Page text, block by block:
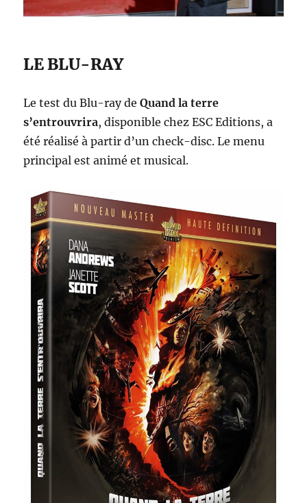
LE BLU-RAY
Le test du Blu-ray deQuand la terre
s’entrouvrira, disponible chez ESC Editions, a
été réalisé à partir d’un check-disc. Le menu
principal est animé et musical.